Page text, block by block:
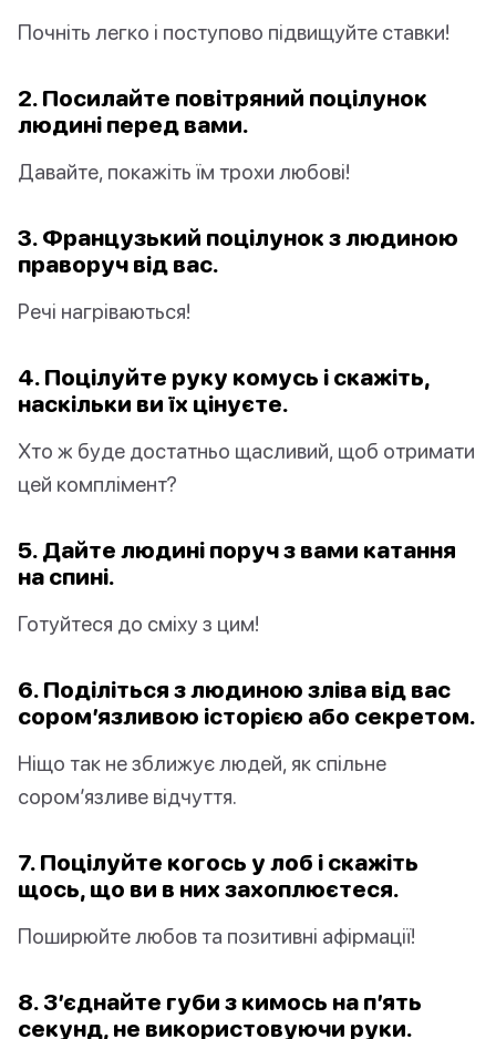
Почніть легко і поступово підвищуйте ставки!
2. Посилайте повітряний поцілунок
людині перед вами.
Давайте, покажіть їм трохи любові!
3. Французький поцілунок з людиною
праворуч від вас.
Речі нагріваються!
4. Поцілуйте руку комусь і скажіть,
наскільки ви їх цінуєте.
Хто ж буде достатньо щасливий, щоб отримати
цей комплімент?
5. Дайте людині поруч з вами катання
на спині.
Готуйтеся до сміху з цим!
6. Поділіться з людиною зліва від вас
сором’язливою історією або секретом.
Ніщо так не зближує людей, як спільне
сором’язливе відчуття.
7. Поцілуйте когось у лоб і скажіть
щось, що ви в них захоплюєтеся.
Поширюйте любов та позитивні афірмації!
8. З’єднайте губи з кимось на п’ять
секунд, не використовуючи руки.